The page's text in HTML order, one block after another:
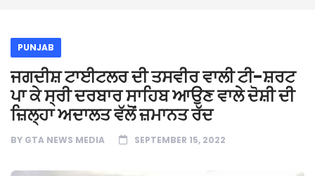
PUNJAB
ਜਗਦੀਸ਼ ਟਾਈਟਲਰ ਦੀ ਤਸਵੀਰ ਵਾਲੀ ਟੀ-ਸ਼ਰਟ
ਪਾ ਕੇ ਸ੍ਰੀ ਦਰਬਾਰ ਸਾਹਿਬ ਆਉਣ ਵਾਲੇ ਦੋਸ਼ੀ ਦੀ
ਜ਼ਿਲ੍ਹਾ ਅਦਾਲਤ ਵੱਲੋਂ ਜ਼ਮਾਨਤ ਰੱਦ
BY GTA NEWS MEDIA SEPTEMBER 15, 2022